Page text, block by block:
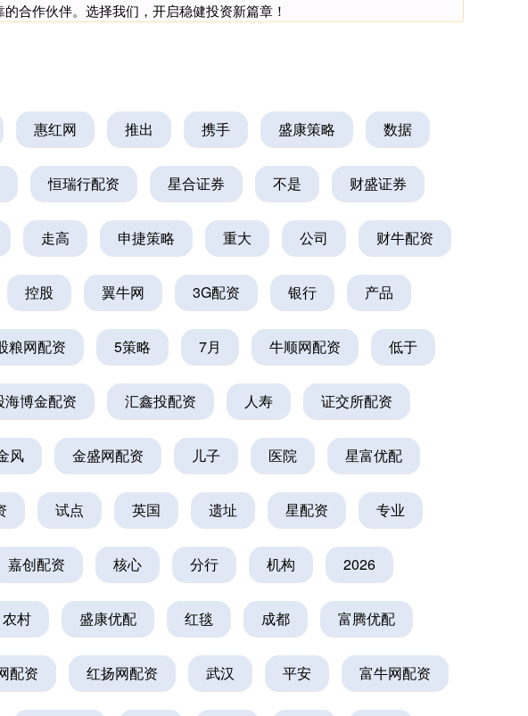
合作伙伴。选择我们，开启稳健投资新篇章！
惠红网 推出 携手 盛康策略 数据
恒瑞行配资 星合证券 不是 财盛证券
走高 申捷策略 重大 公司 财牛配资
控股 翼牛网 3G配资 银行 产品
粮网配资 5策略 7月 牛顺网配资 低于
海博金配资 汇鑫投配资 人寿 证交所配资
风 金盛网配资 儿子 医院 星富优配
试点 英国 遗址 星配资 专业
嘉创配资 核心 分行 机构 2026
农村 盛康优配 红毯 成都 富腾优配
配资 红扬网配资 武汉 平安 富牛网配资